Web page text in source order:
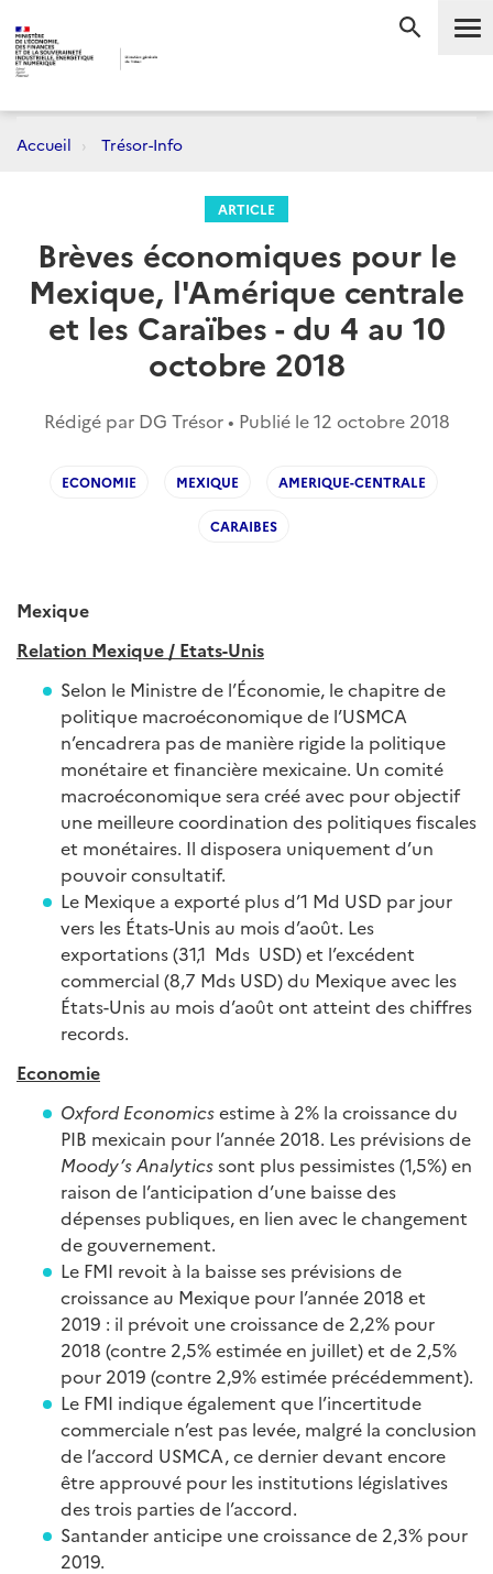
Accueil Trésor-Info
ARTICLE
Brèves économiques pour le
Mexique, l'Amérique centrale
et les Caraïbes - du 4 au 10
octobre 2018
Rédigé par DG Trésor • Publié le12 octobre 2018
ECONOMIE MEXIQUE AMERIQUE-CENTRALE
CARAIBES
Mexique
Relation Mexique / Etats-Unis
Selon le Ministre de l’Économie, le chapitre de
politique macroéconomique de l’USMCA
n’encadrera pas de manière rigide la politique
monétaire et financière mexicaine. Un comité
macroéconomique sera créé avec pour objectif
une meilleure coordination des politiques fiscales
et monétaires. Il disposera uniquement d’un
pouvoir consultatif.
Le Mexique a exporté plus d’1 Md USD par jour
vers les États-Unis au mois d’août. Les
exportations (31,1 Mds USD) et l’excédent
commercial (8,7 Mds USD) du Mexique avec les
États-Unis au mois d’août ont atteint des chiffres
records.
Economie
Oxford Economicsestime à 2% la croissance du
PIB mexicain pour l’année 2018. Les prévisions de
Moody’s Analyticssont plus pessimistes (1,5%) en
raison de l’anticipation d’une baisse des
dépenses publiques, en lien avec le changement
de gouvernement.
Le FMI revoit à la baisse ses prévisions de
croissance au Mexique pour l’année 2018 et
2019 : il prévoit une croissance de 2,2% pour
2018 (contre 2,5% estimée en juillet) et de 2,5%
pour 2019 (contre 2,9% estimée précédemment).
Le FMI indique également que l’incertitude
commerciale n’est pas levée, malgré la conclusion
de l’accord USMCA, ce dernier devant encore
être approuvé pour les institutions législatives
des trois parties de l’accord.
Santander anticipe une croissance de 2,3% pour
2019.